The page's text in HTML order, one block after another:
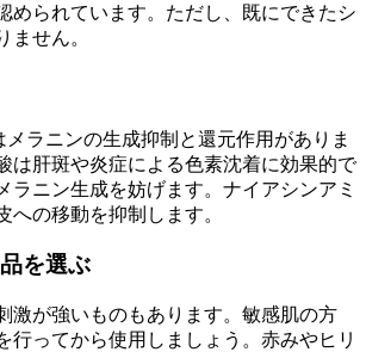
められています。ただし、既にできたシ
ません。
メラニンの生成抑制と還元作用がありま
は肝斑や炎症による色素沈着に効果的で
ラニン生成を妨げます。ナイアシンアミ
への移動を抑制します。
を選ぶ
激が強いものもあります。敏感肌の方
行ってから使用しましょう。赤みやヒリ